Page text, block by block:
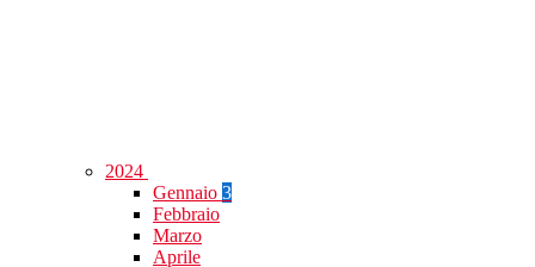
2024
Gennaio 3
Febbraio
Marzo
Aprile